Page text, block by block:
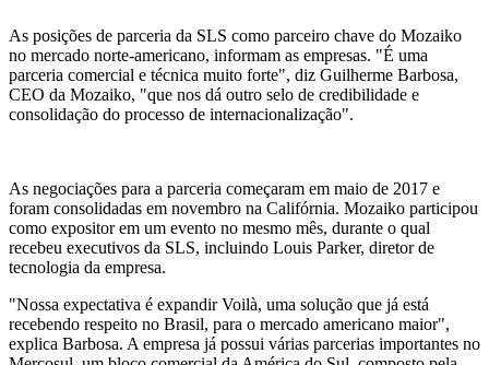
As posições de parceria da SLS como parceiro chave do Mozaiko
no mercado norte-americano, informam as empresas. "É uma
parceria comercial e técnica muito forte", diz Guilherme Barbosa,
CEO da Mozaiko, "que nos dá outro selo de credibilidade e
consolidação do processo de internacionalização".
As negociações para a parceria começaram em maio de 2017 e
foram consolidadas em novembro na Califórnia. Mozaiko participou
como expositor em um evento no mesmo mês, durante o qual
recebeu executivos da SLS, incluindo Louis Parker, diretor de
tecnologia da empresa.
"Nossa expectativa é expandir Voilà, uma solução que já está
recebendo respeito no Brasil, para o mercado americano maior",
explica Barbosa. A empresa já possui várias parcerias importantes no